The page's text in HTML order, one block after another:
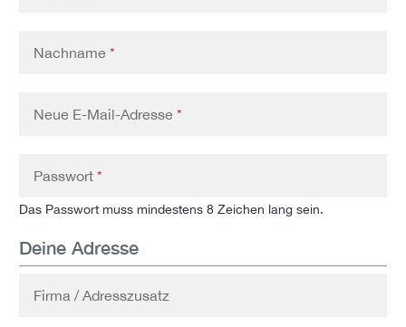
Nachname *
Neue E-Mail-Adresse *
Passwort *
Das Passwort muss mindestens 8 Zeichen lang sein.
Deine Adresse
Firma / Adresszusatz